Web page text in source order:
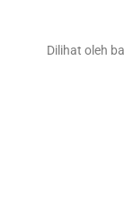
Dilihat oleh